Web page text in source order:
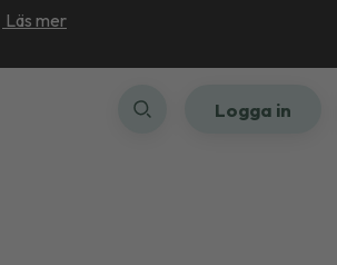
Läs mer
Logga in